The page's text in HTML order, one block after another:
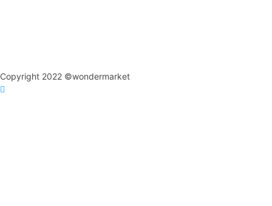
Copyright 2022 ©wondermarket